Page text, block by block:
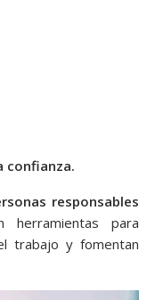
confianza.
responsables
para
trabajo y fomentan